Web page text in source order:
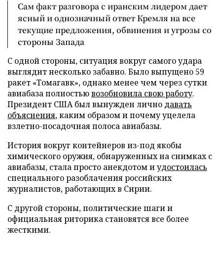
Сам факт разговора с иранским лидером дает
ясный и однозначный ответ Кремля на все
текущие предложения, обвинения и угрозы со
стороны Запада
С одной стороны, ситуация вокруг самого удара
выглядит несколько забавно. Было выпущено 59
ракет «Томагавк», однако менее чем через сутки
авиабаза полностьювозобновила свою работу.
Президент США был вынужден лично давать
объяснения, каким образом и почему уцелела
взлетно-посадочная полоса авиабазы.
История вокруг контейнеров из-под якобы
химического оружия, обнаруженных на снимках с
авиабазы, стала просто анекдотом иудостоилась
специального разоблачения российских
журналистов, работающих в Сирии.
С другой стороны, политические шаги и
официальная риторика становятся все более
жесткими.